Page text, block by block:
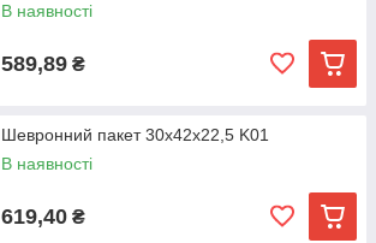
В наявності
589,89 ₴
Шевронний пакет 30х42х22,5 K01
В наявності
619,40 ₴